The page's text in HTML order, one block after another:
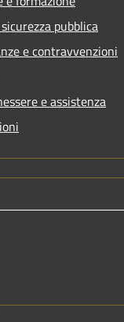
pubblica
e contravvenzioni
e assistenza